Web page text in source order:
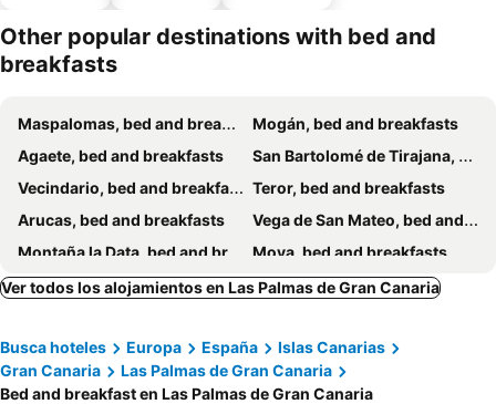
miento
Other popular destinations with bed and
breakfasts
Maspalomas, bed and breakfasts
Mogán, bed and breakfasts
Agaete, bed and breakfasts
San Bartolomé de Tirajana, bed and breakfasts
Vecindario, bed and breakfasts
Teror, bed and breakfasts
Arucas, bed and breakfasts
Vega de San Mateo, bed and breakfasts
Montaña la Data, bed and breakfasts
Moya, bed and breakfasts
Agüimes, bed and breakfasts
Ingenio, bed and breakfasts
San Felipe, bed and breakfasts
Telde, bed and breakfasts
Santa María de Guía de Gran Canaria, bed and breakfasts
Firgas, bed and breakfasts
Ver todos los alojamientos en Las Palmas de Gran Canaria
Busca hoteles Europa España
Islas Canarias
Gran Canaria
Las Palmas de Gran Canaria
Bed and breakfast en Las Palmas de Gran Canaria